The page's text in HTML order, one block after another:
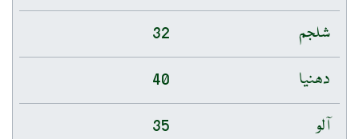
شلجم
32
دھنیا
40
آلو
35